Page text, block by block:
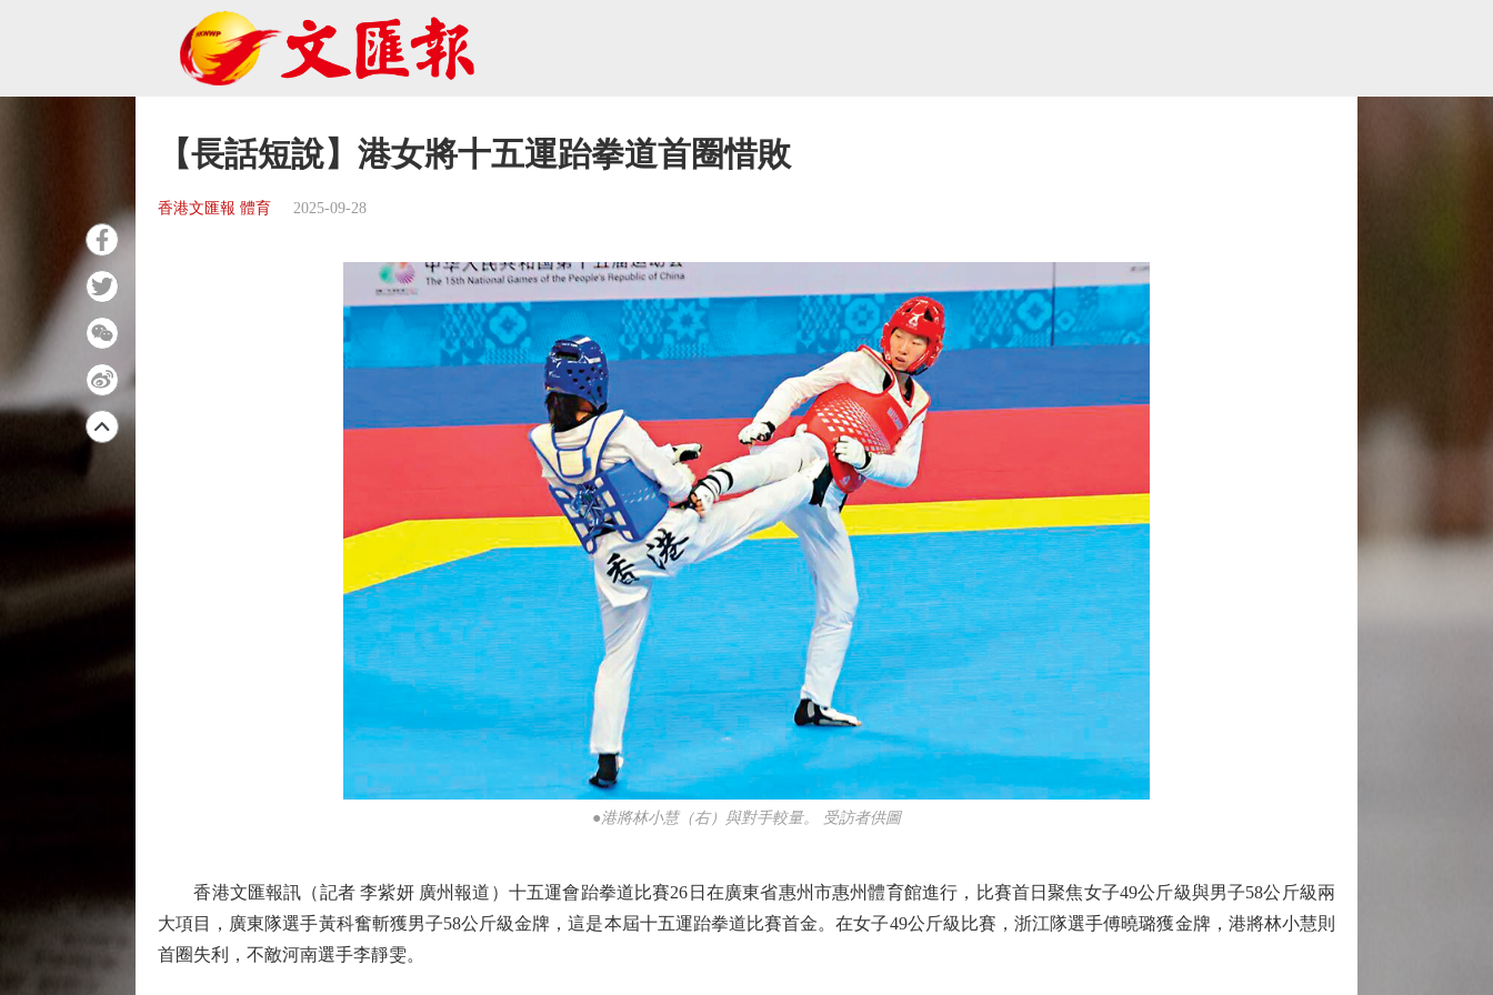
【長話短說】港女將十五運跆拳道首圈惜敗
香港文匯報 體育 2025-09-28
●港將林小慧（右）與對手較量。 受訪者供圖
香港文匯報訊（記者 李紫妍 廣州報道）十五運會跆拳道比賽26日在廣東省惠州市惠州體育館進行，比賽首日聚焦女子49公斤級與男子58公斤級兩
大項目，廣東隊選手黃科奮斬獲男子58公斤級金牌，這是本屆十五運跆拳道比賽首金。在女子49公斤級比賽，浙江隊選手傅曉璐獲金牌，港將林小慧則
首圈失利，不敵河南選手李靜雯。